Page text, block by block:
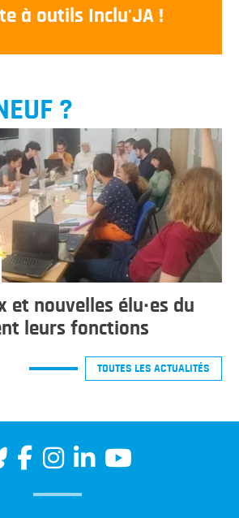
à outils Inclu'JA !
?
et nouvelles élu·es du
leurs fonctions
TOUTES LES ACTUALITÉS